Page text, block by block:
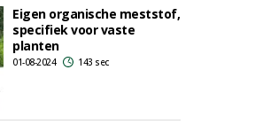
Eigen organische meststof,
specifiek voor vaste
planten
01-08-2024 143 sec